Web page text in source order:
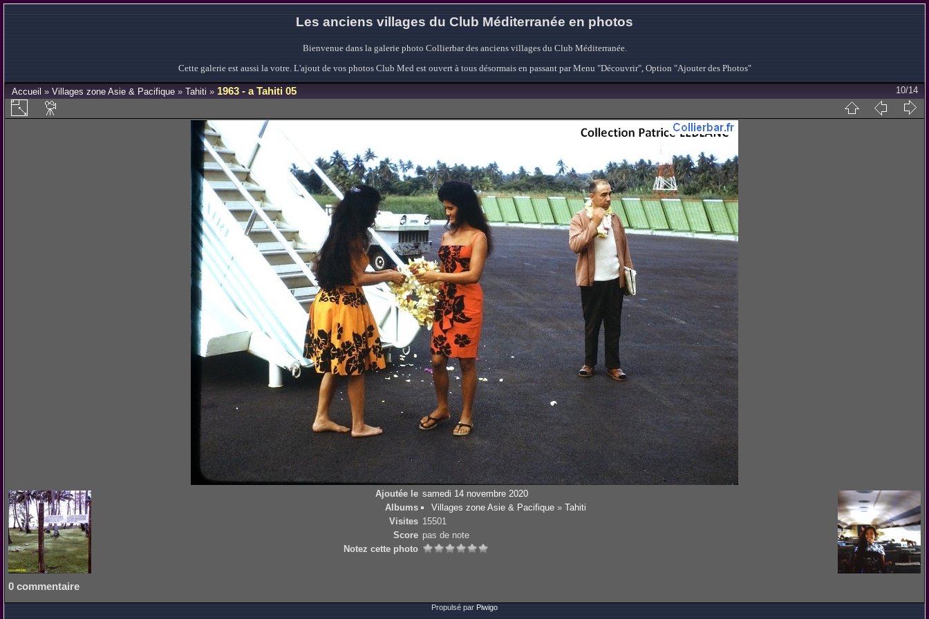
Les anciens villages du Club Méditerranée en photos
Bienvenue dans la galerie photo Collierbar des anciens villages du Club Méditerranée.
Cette galerie est aussi la votre. L'ajout de vos photos Club Med est ouvert à tous désormais en passant par Menu "Découvrir", Option "Ajouter des Photos"
Accueil » Villages zone Asie & Pacifique » Tahiti » 1963 - a Tahiti 05 10/14
Ajoutée le samedi 14 novembre 2020
Albums
Villages zone Asie & Pacifique» Tahiti
Visites 15501
Score pas de note
Notez cette photo
0 commentaire
Propulsé par Piwigo